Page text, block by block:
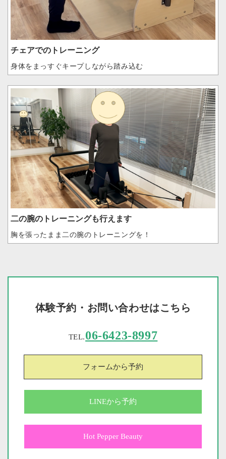
チェアでのトレーニング
身体をまっすぐキープしながら踏み込む
二の腕のトレーニングも行えます
胸を張ったまま二の腕のトレーニングを！
体験予約・お問い合わせはこちら
TEL.06-6423-8997
フォームから予約
LINEから予約
Hot Pepper Beauty